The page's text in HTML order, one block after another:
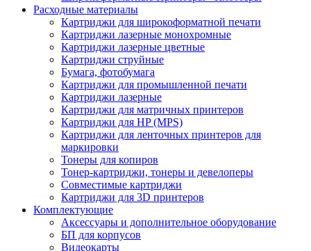
Расходные материалы
Картриджи для широкоформатной печати
Картриджи лазерные монохромные
Картриджи лазерные цветные
Картриджи струйные
Бумага, фотобумага
Картриджи для промышленной печати
Картриджи лазерные
Картриджи для матричных принтеров
Картриджи для HP (MPS)
Картриджи для ленточных принтеров для
маркировки
Тонеры для копиров
Тонер-картриджи, тонеры и девелоперы
Совместимые картриджи
Картриджи для 3D принтеров
Комплектующие
Аксессуары и дополнительное оборудование
БП для корпусов
Видеокарты